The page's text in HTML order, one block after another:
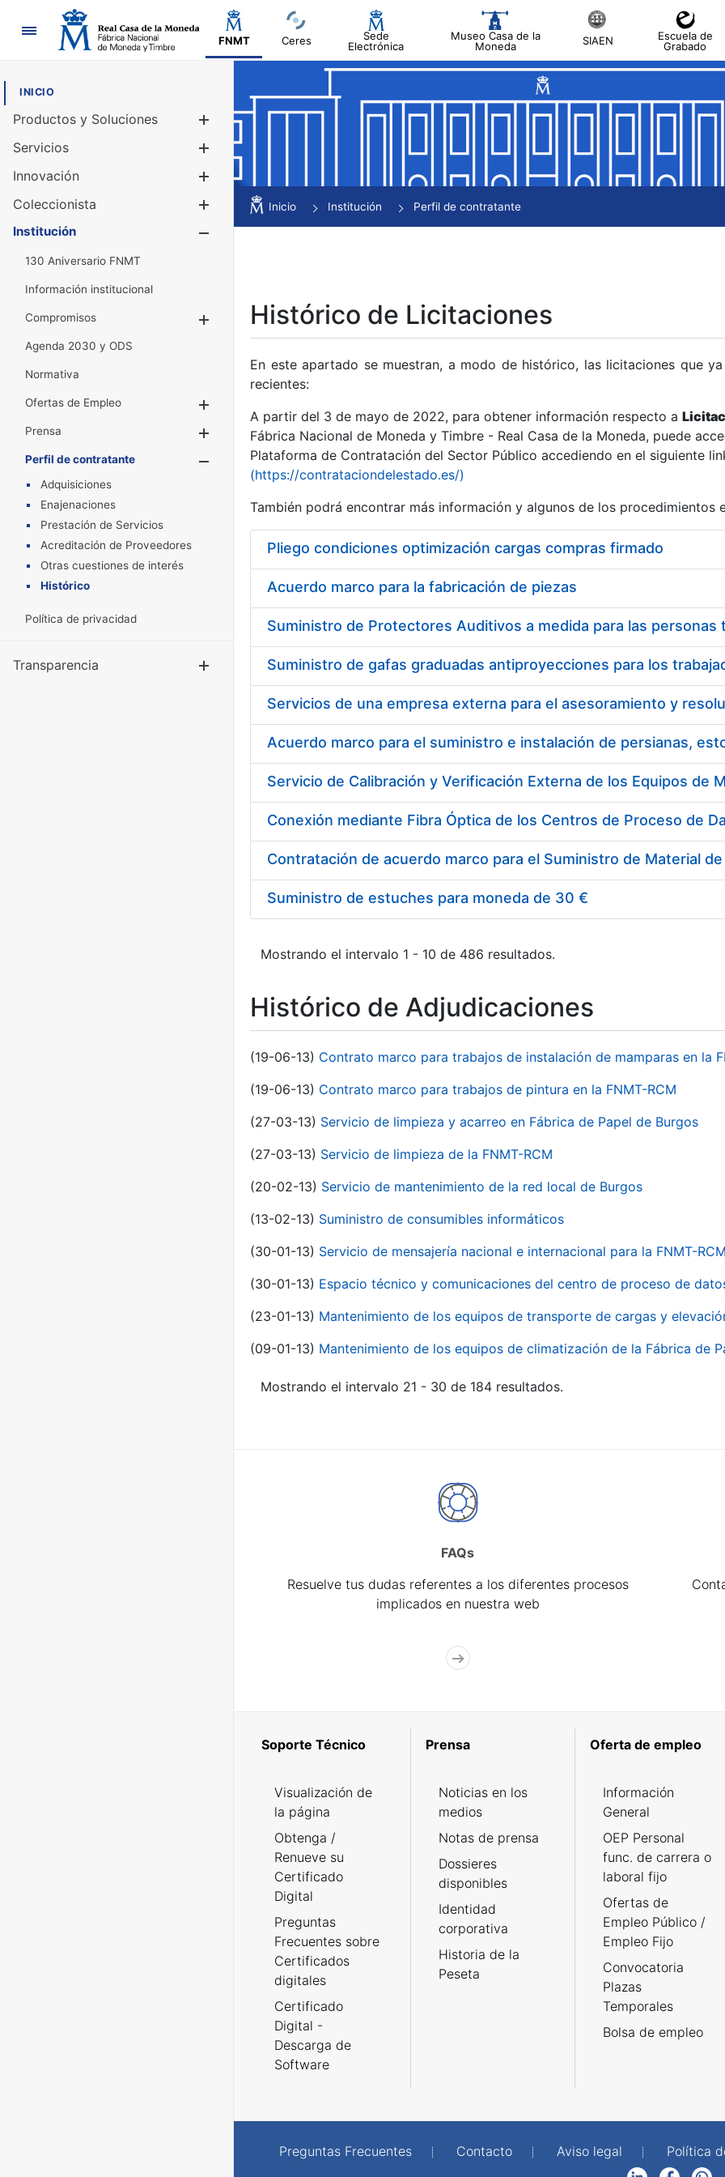
Navegación
FNMT Ceres
Sede
Electrónica
Museo Casa de la
Moneda
SIAEN
Escuela de
Grabado
INICIO
Productos y Soluciones
Mostrar/Ocultar
Servicios
Innovación
Coleccionista
Mostrar/Ocultar
Institución
130 Aniversario FNMT
Información institucional
Compromisos
Mostrar/Ocultar
Agenda 2030 y ODS
Normativa
Ofertas de Empleo
Prensa
Mostrar/Ocultar
Perfil de contratante
Mostrar/Ocultar
Adquisiciones
Enajenaciones
Prestación de Servicios
Acreditación de Proveedores
Otras cuestiones de interés
Histórico
Política de privacidad
Transparencia Mostrar/Ocultar
Inicio Institución Perfil de contratante
Histórico de Licitaciones
En este apartado se muestran, a modo de histórico, las licitaciones que
recientes:
A partir del 3 de mayo de 2022, para obtener información respecto a
Fábrica Nacional de Moneda y Timbre - Real Casa de la Moneda, puede
Plataforma de Contratación del Sector Público accediendo en el siguiente
(https://contrataciondelestado.es/)
También podrá encontrar más información y algunos de los procedimientos
Pliego condiciones optimización cargas compras firmado
Acuerdo marco para la fabricación de piezas
Acuerdo marco para el suministro e instalación de persianas,
Suministro de estuches para moneda de 30 €
Mostrando el intervalo 1 - 10 de 486 resultados.
Histórico de Adjudicaciones
(19-06-13) Contrato marco para trabajos de instalación de mamparas en la
(19-06-13) Contrato marco para trabajos de pintura en la FNMT-RCM
(27-03-13) Servicio de limpieza y acarreo en Fábrica de Papel de Burgos
(27-03-13) Servicio de limpieza de la FNMT-RCM
(20-02-13) Servicio de mantenimiento de la red local de Burgos
(13-02-13) Suministro de consumibles informáticos
(30-01-13) Servicio de mensajería nacional e internacional para la FNMT-
(30-01-13) Espacio técnico y comunicaciones del centro de proceso de
(23-01-13) Mantenimiento de los equipos de transporte de cargas y
(09-01-13) Mantenimiento de los equipos de climatización de la Fábrica de
Mostrando el intervalo 21 - 30 de 184 resultados.
FAQs
Resuelve tus dudas referentes a los diferentes procesos
implicados en nuestra web
Soporte Técnico
Visualización de
la página
Obtenga /
Renueve su
Certificado
Digital
Preguntas
Frecuentes sobre
Certificados
digitales
Certificado
Digital -
Descarga de
Software
Prensa
Noticias en los
medios
Notas de prensa
Dossieres
disponibles
Identidad
corporativa
Historia de la
Peseta
Oferta de empleo
Información
General
OEP Personal
func. de carrera o
laboral fijo
Ofertas de
Empleo Público /
Empleo Fijo
Convocatoria
Plazas
Temporales
Bolsa de empleo
Preguntas Frecuentes Contacto Aviso legal Política